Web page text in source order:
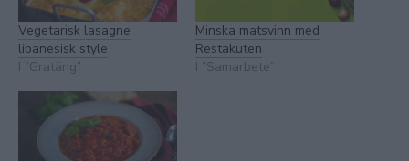
Vegetarisk lasagne
libanesisk style
I ”Gratäng”
Minska matsvinn med
Restakuten
I ”Samarbete”